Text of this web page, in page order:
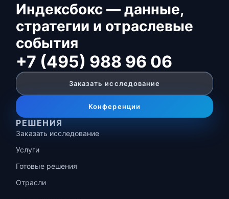
Индексбокс — данные,
стратегии и отраслевые
события
+7 (495) 988 96 06
Заказать исследование
Конференции
РЕШЕНИЯ
Заказать исследование
Услуги
Готовые решения
Отрасли